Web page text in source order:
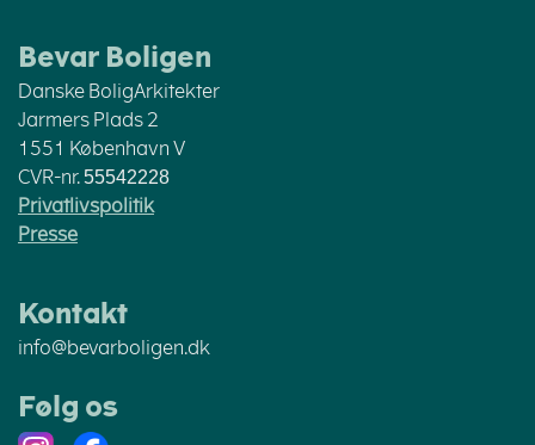
Bevar Boligen
Danske BoligArkitekter
Jarmers Plads 2
1551 København V
CVR-nr.55542228
Privatlivspolitik
Presse
Kontakt
info@bevarboligen.dk
Følg os